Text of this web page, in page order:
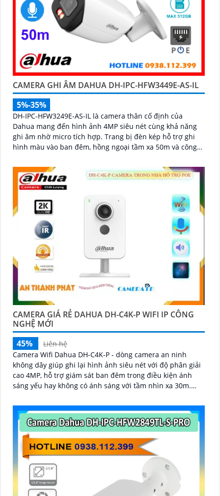
CAMERA GHI ÂM DAHUA DH-IPC-HFW3449E-AS-IL
5%-35%
DH-IPC-HFW3249E-AS-IL là camera thân cố định của
Dahua mang đến hình ảnh 4MP siêu nét cùng khả năng
ghi âm nhờ micro tích hợp. Trang bị đèn kép hỗ trợ ghi
hình màu vào ban đêm, hồng ngoại tầm xa 50m và công
giảm thiểu cảnh báo giả hiệu quả
CAMERA GIÁ RẺ DAHUA DH-C4K-P WIFI IP CÔNG
NGHỆ MỚI
45%
Liên hệ
Camera Wifi Dahua DH-C4K-P - dòng camera an ninh
không dây giúp ghi lại hình ảnh siêu nét với độ phân giải
cao 4MP, hỗ trợ giám sát ban đêm trong điều kiện ánh
sáng yếu hay không có ánh sáng với tầm nhìn xa 30m.
con người chính xácCamera quan sát đặc biệt với lưu trữ
dữ liệu tại chỗ qua khe cắm thẻ nhớ Micro SD, IP không
dây, tích hợp chức năng chống cảnh báo chuyển động giả
bằng motion detection và nhận dạng người